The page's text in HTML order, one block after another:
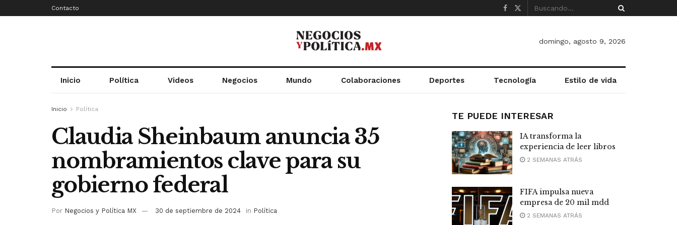
Contacto
domingo, agosto 9, 2026
Inicio Política Videos Negocios Mundo Colaboraciones Deportes Tecnología Estilo de vida
Inicio Política
Claudia Sheinbaum anuncia 35
nombramientos clave para su
gobierno federal
Por Negocios y Política MX 30 de septiembre de 2024 in Política
TE PUEDE INTERESAR
IA transforma la
experiencia de leer libros
2 SEMANAS ATRÁS
FIFA impulsa nueva
empresa de 20 mil mdd
2 SEMANAS ATRÁS